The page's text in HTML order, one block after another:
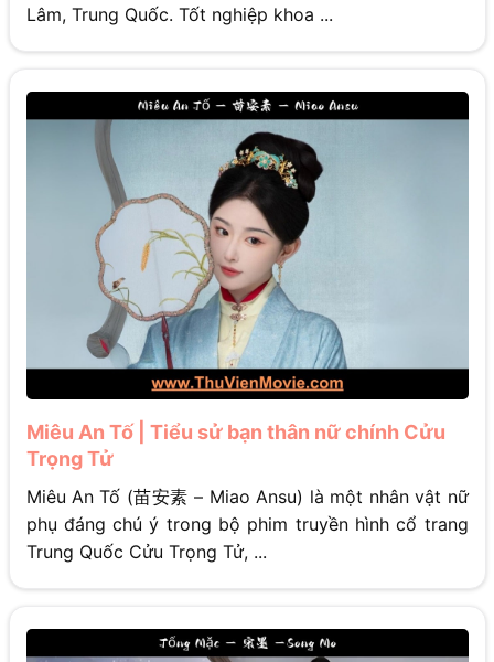
Lâm, Trung Quốc. Tốt nghiệp khoa ...
Miêu An Tố | Tiểu sử bạn thân nữ chính Cửu
Trọng Tử
Miêu An Tố (苗安素 – Miao Ansu) là một nhân vật nữ
phụ đáng chú ý trong bộ phim truyền hình cổ trang
Trung Quốc Cửu Trọng Tử, ...